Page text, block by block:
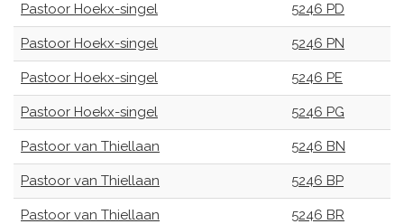
Pastoor Hoekx-singel 5246 PD
Pastoor Hoekx-singel 5246 PN
Pastoor Hoekx-singel 5246 PE
Pastoor Hoekx-singel 5246 PG
Pastoor van Thiellaan 5246 BN
Pastoor van Thiellaan 5246 BP
Pastoor van Thiellaan 5246 BR